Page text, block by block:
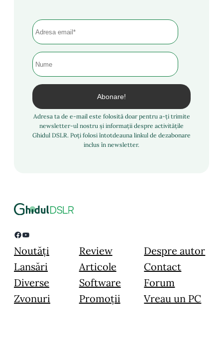
Adresa ta de e-mail este folosită doar pentru a-ți trimite
newsletter-ul nostru și informații despre activitățile
Ghidul DSLR. Poți folosi întotdeauna linkul de dezabonare
inclus în newsletter.
Facebook YouTube
Noutăți
Lansări
Diverse
Zvonuri
Review
Articole
Software
Promoții
Despre autor
Contact
Forum
Vreau un PC